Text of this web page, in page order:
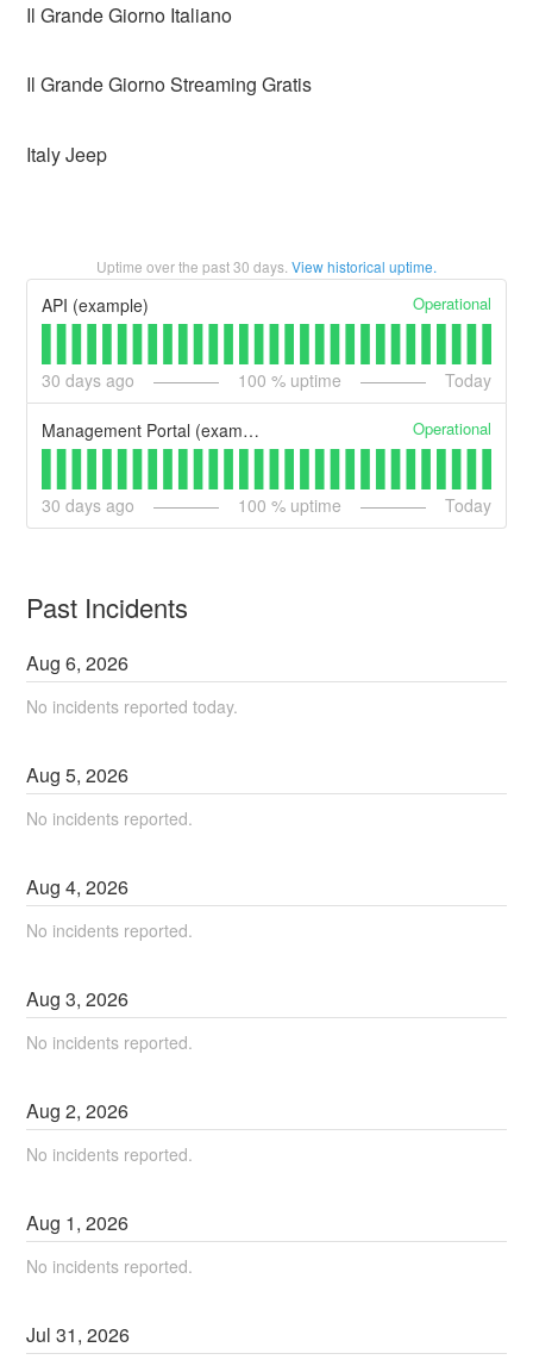
Il Grande Giorno Italiano
Il Grande Giorno Streaming Gratis
Italy Jeep
Uptime over the past30 days. View historical uptime.
API (example) Operational
30 days ago 100 % uptime Today
Management Portal (example) Operational
30 days ago 100 % uptime Today
Past Incidents
Aug6,2026
No incidents reported today.
Aug5,2026
No incidents reported.
Aug4,2026
No incidents reported.
Aug3,2026
No incidents reported.
Aug2,2026
No incidents reported.
Aug 1,2026
No incidents reported.
Jul31,2026